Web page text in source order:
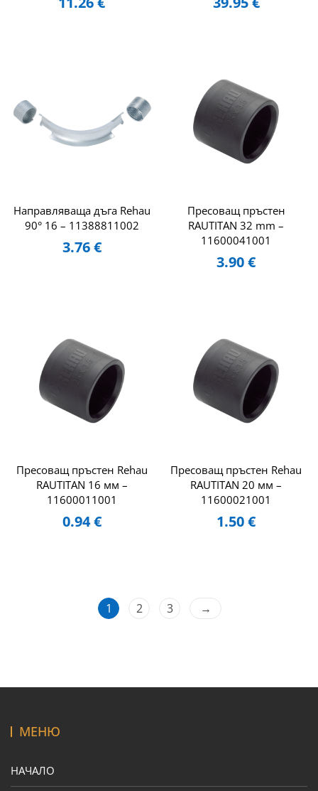
Направляваща дъга Rehau
90° 16 – 11388811002
3.76€
Пресоващ пръстен
RAUTITAN 32 mm –
11600041001
3.90€
Пресоващ пръстен Rehau
RAUTITAN 16 мм –
11600011001
0.94€
Пресоващ пръстен Rehau
RAUTITAN 20 мм –
11600021001
1.50€
1 2 3 →
МЕНЮ
НАЧАЛО